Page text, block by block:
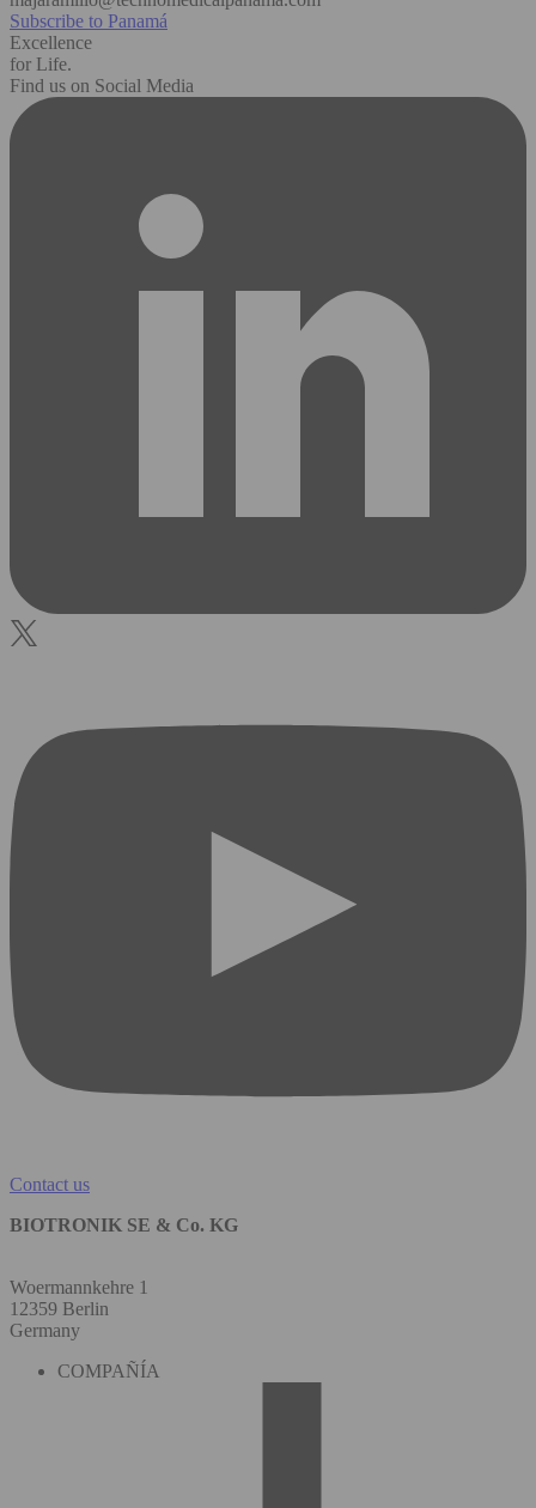
Subscribe to Panamá
Excellence
for Life.
Find us on Social Media
Contact us
BIOTRONIK SE & Co. KG
Woermannkehre 1
12359 Berlin
Germany
COMPAÑÍA